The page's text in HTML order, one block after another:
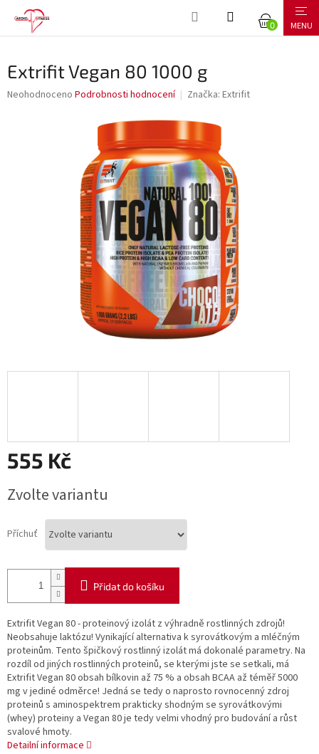
NÁKUPNÍ
Extrifit Vegan 80 1000 g
Průměrné
Neohodnoceno Podrobnosti hodnocení Značka: Extrifit
555 Kč
cena:
Zvolte variantu
Příchuť
Přidat do košíku
Extrifit Vegan 80 - proteinový izolát z výhradně rostlinných zdrojů!
Neobsahuje laktózu! Vynikající alternativa k syrovátkovým a mléčným
proteinům. Tento špičkový rostlinný izolát má dokonalé parametry. Na
rozdíl od jiných rostlinných proteinů, se kterými jste se setkali, má
Extrifit Vegan 80 obsah bílkovin až 75 % a obsah BCAA až téměř 5000
mg v jediné odměrce! Jedná se tedy o naprosto rovnocenný zdroj
proteinů s aminospektrem prakticky shodným se syrovátkovými
(whey) proteiny a Vegan 80 je tedy velmi vhodný pro budování a růst
svalové hmoty.
Detailní informace